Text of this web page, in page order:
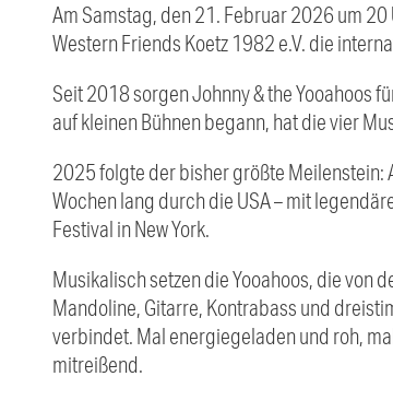
Am Samstag, den 21. Februar 2026 um
Western Friends Koetz 1982 e.V. die
Seit 2018 sorgen Johnny & the Yooahoos
auf kleinen Bühnen begann, hat die vier
2025 folgte der bisher größte Meilenstein:
Wochen lang durch die USA – mit
Festival in New York.
Musikalisch setzen die Yooahoos, die von
Mandoline, Gitarre, Kontrabass und
verbindet. Mal energiegeladen und roh,
mitreißend.